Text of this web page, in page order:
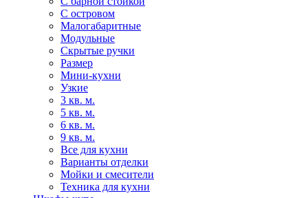
С островом
Малогабаритные
Модульные
Скрытые ручки
Размер
Мини-кухни
Узкие
3 кв. м.
5 кв. м.
6 кв. м.
9 кв. м.
Все для кухни
Варианты отделки
Мойки и смесители
Техника для кухни